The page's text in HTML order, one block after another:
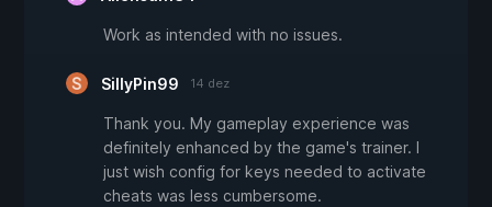
Work as intended with no issues.
SillyPin99 14 dez
Thank you. My gameplay experience was
definitely enhanced by the game's trainer. I
just wish config for keys needed to activate
cheats was less cumbersome.